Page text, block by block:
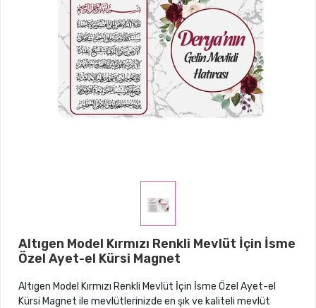
Altıgen Model Kırmızı Renkli Mevlüt İçin İsme
Özel Ayet-el Kürsi Magnet
Altıgen Model Kırmızı Renkli Mevlüt İçin İsme Özel Ayet-el
Kürsi Magnet ile mevlütlerinizde en şık ve kaliteli mevlüt